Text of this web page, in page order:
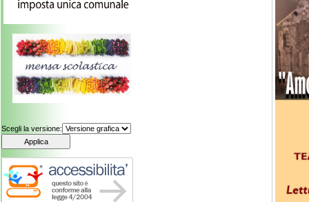
Scegli la versione: